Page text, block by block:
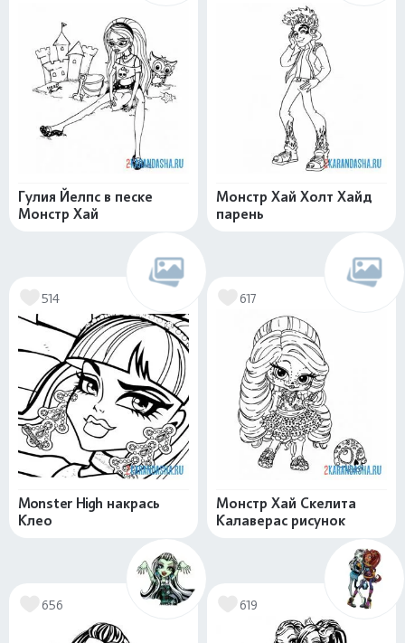
Гулия Йелпс в песке
Монстр Хай
Монстр Хай Холт Хайд
парень
514
Monster High накрась
Клео
617
Монстр Хай Скелита
Калаверас рисунок
656 619